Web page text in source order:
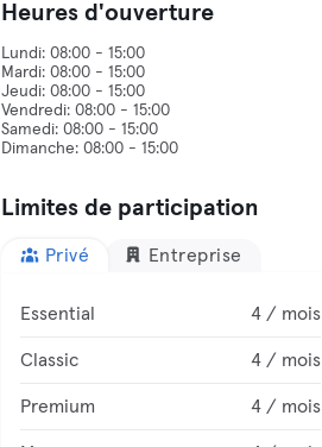
Heures d'ouverture
Lundi: 08:00 - 15:00
Mardi: 08:00 - 15:00
Jeudi: 08:00 - 15:00
Vendredi: 08:00 - 15:00
Samedi: 08:00 - 15:00
Limites de participation
Privé Entreprise
Essential 4 / mois
Classic 4 / mois
Premium 4 / mois